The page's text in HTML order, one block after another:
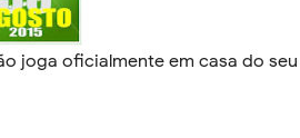
joga oficialmente em casa do seu